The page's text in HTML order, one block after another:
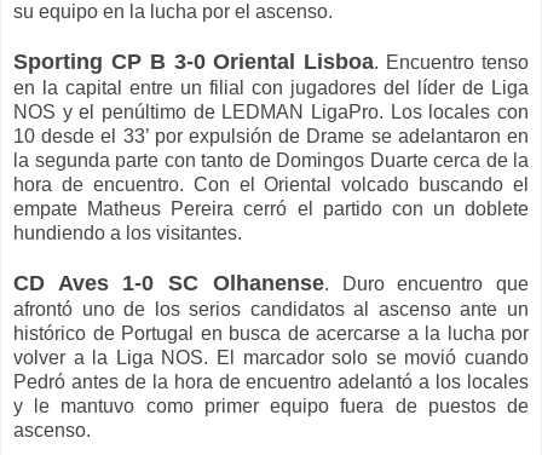
su equipo en la lucha por el ascenso.
Sporting CP B 3-0 Oriental Lisboa. Encuentro tenso
en la capital entre un filial con jugadores del líder de Liga
NOS y el penúltimo de LEDMAN LigaPro. Los locales con
10 desde el 33’ por expulsión de Drame se adelantaron en
la segunda parte con tanto de Domingos Duarte cerca de la
hora de encuentro. Con el Oriental volcado buscando el
empate Matheus Pereira cerró el partido con un doblete
hundiendo a los visitantes.
CD Aves 1-0 SC Olhanense. Duro encuentro que
afrontó uno de los serios candidatos al ascenso ante un
histórico de Portugal en busca de acercarse a la lucha por
volver a la Liga NOS. El marcador solo se movió cuando
Pedró antes de la hora de encuentro adelantó a los locales
y le mantuvo como primer equipo fuera de puestos de
ascenso.